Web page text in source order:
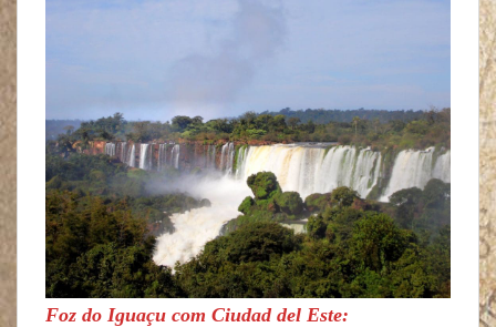
Foz do Iguaçu com Ciudad del Este: